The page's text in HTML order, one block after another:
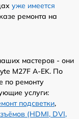
уже имеется
ремонта на
мастеров - они
M27F A-EK. По
по ремонту
услуги:
подсветки,
(HDMI, DVI,